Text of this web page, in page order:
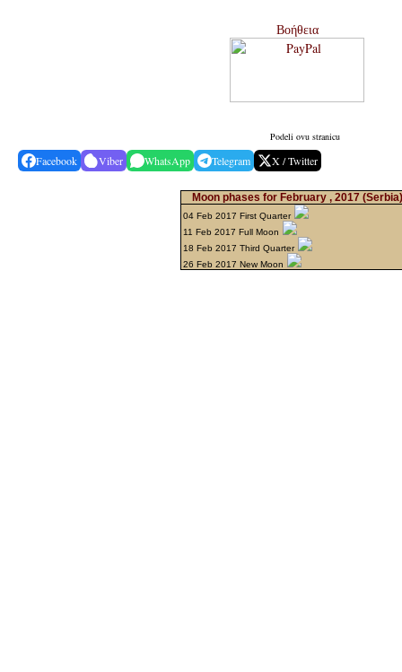
Βοήθεια
Podeli ovu stranicu
Facebook Viber WhatsApp Telegram X / Twitter
Moon phases for February , 2017 (Serbia)
04 Feb 2017 First Quarter
11 Feb 2017 Full Moon
18 Feb 2017 Third Quarter
26 Feb 2017 New Moon